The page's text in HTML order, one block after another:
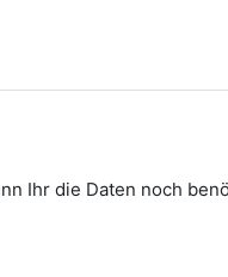
Ihr die Daten noch